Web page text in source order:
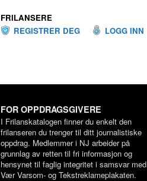
FRILANSERE
REGISTRER DEG
LOGG INN
FOR OPPDRAGSGIVERE
I Frilanskatalogen finner du enkelt den
frilanseren du trenger til ditt journalistiske
oppdrag. Medlemmer i NJ arbeider på
grunnlag av retten til fri informasjon og
hensynet til faglig integritet i samsvar med
Vær Varsom- og Tekstreklameplakaten.